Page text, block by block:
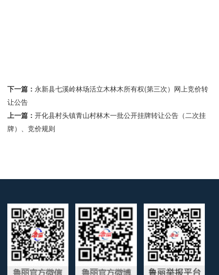
下一篇： 永新县七溪岭林场活立木林木所有权(第三次）网上竞价转
让公告
上一篇： 开化县村头镇青山村林木一批公开挂牌转让公告（二次挂
牌）、竞价规则